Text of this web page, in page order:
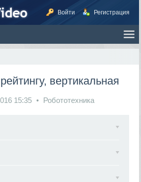
Войти Регистрация
вертикальная
15:35 Робототехника